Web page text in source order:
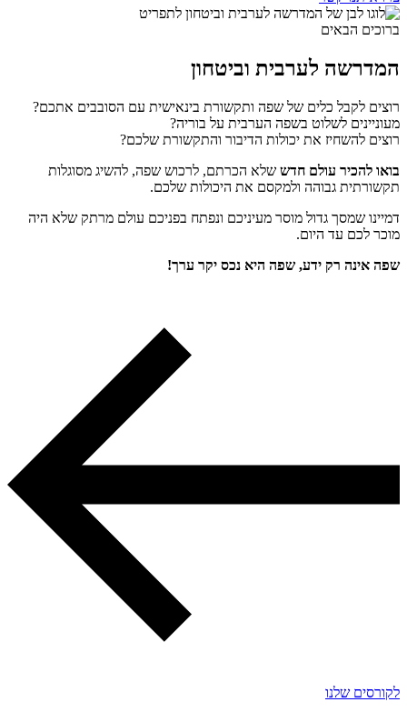
ברוכים הבאים
המדרשה לערבית וביטחון
רוצים לקבל כלים של שפה ותקשורת בינאישית עם הסובבים אתכם?
מעוניינים לשלוט בשפה הערבית על בוריה?
רוצים להשחיז את יכולות הדיבור והתקשורת שלכם?
בואו להכיר עולם חדש שלא הכרתם, לרכוש שפה, להשיג מסוגלות
תקשורתית גבוהה ולמקסם את היכולות שלכם.
דמיינו שמסך גדול מוסר מעיניכם ונפתח בפניכם עולם מרתק שלא היה
מוכר לכם עד היום.
שפה אינה רק ידע, שפה היא נכס יקר ערך!
לקורסים שלנו